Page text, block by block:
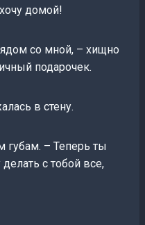
домой!
со мной, – хищно
подарочек.
в стену.
губам. – Теперь ты
с тобой все,